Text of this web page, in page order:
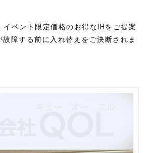
イベント限定価格のお得なIHをご提案
故障する前に入れ替えをご決断されま